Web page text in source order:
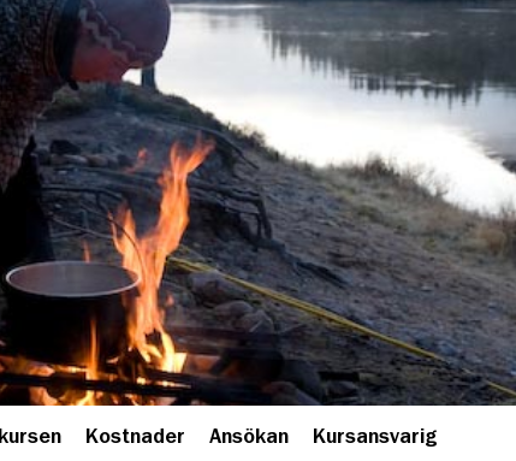
Kostnader Ansökan Kursansvarig